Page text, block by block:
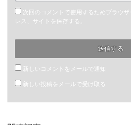
次回のコメントで使用するためブラウ
レス、サイトを保存する。
新しいコメントをメールで通知
新しい投稿をメールで受け取る